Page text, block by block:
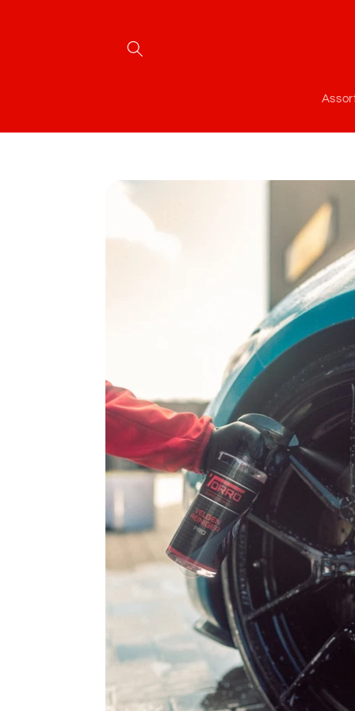
productinformatie